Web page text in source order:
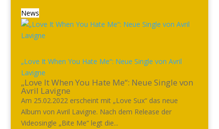
News
„Love It When You Hate Me“: Neue Single von Avril
Lavigne
„Love It When You Hate Me“: Neue Single von
Avril Lavigne
Am 25.02.2022 erscheint mit „Love Sux“ das neue
Album von Avril Lavigne. Nach dem Release der
Videosingle „Bite Me“ legt die...